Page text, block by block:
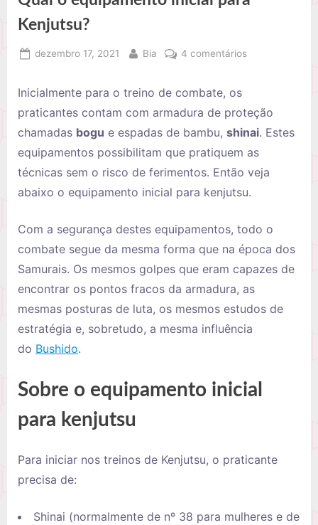
Kenjutsu?
Posted
dezembro 17, 2021 By
Bia 4 comentáriosem
inicial
para
Kenjutsu?
Inicialmente para o treino de combate, os
praticantes contam com armadura de proteção
chamadas bogu e espadas de bambu, shinai. Estes
equipamentos possibilitam que pratiquem as
técnicas sem o risco de ferimentos. Então veja
abaixo o equipamento inicial para kenjutsu.
Com a segurança destes equipamentos, todo o
combate segue da mesma forma que na época dos
Samurais. Os mesmos golpes que eram capazes de
encontrar os pontos fracos da armadura, as
mesmas posturas de luta, os mesmos estudos de
estratégia e, sobretudo, a mesma influência
do Bushido.
Sobre o equipamento inicial
para kenjutsu
Para iniciar nos treinos de Kenjutsu, o praticante
precisa de:
Shinai (normalmente de nº 38 para mulheres e de